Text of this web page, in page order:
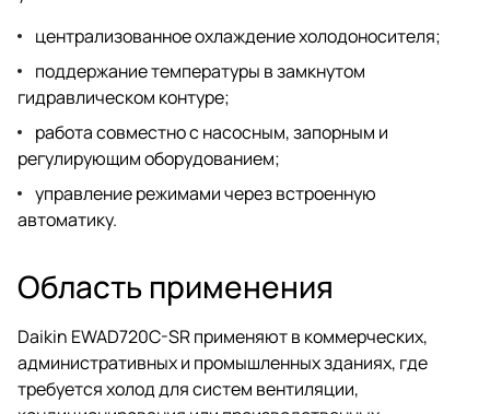
централизованное охлаждение холодоносителя;
поддержание температуры в замкнутом
гидравлическом контуре;
работа совместно с насосным, запорным и
регулирующим оборудованием;
управление режимами через встроенную
автоматику.
Область применения
Daikin EWAD720C-SR применяют в коммерческих,
административных и промышленных зданиях, где
требуется холод для систем вентиляции,